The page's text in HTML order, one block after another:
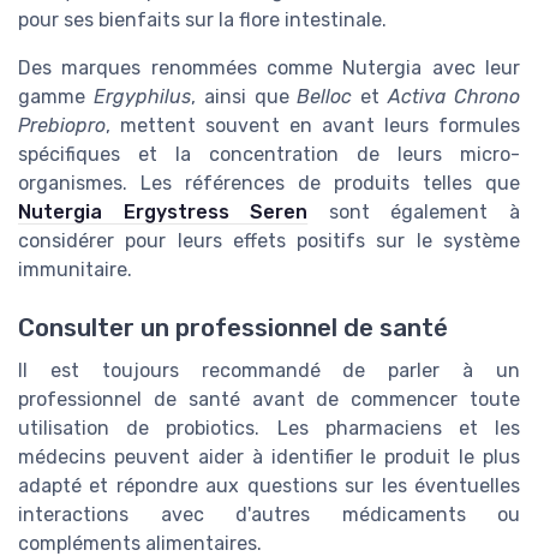
pour ses bienfaits sur la flore intestinale.
Des marques renommées comme Nutergia avec leur
gamme Ergyphilus, ainsi queBelloc etActiva Chrono
Prebiopro, mettent souvent en avant leurs formules
spécifiques et la concentration de leurs micro-
organismes. Les références de produits telles que
Nutergia Ergystress Seren sont également à
considérer pour leurs effets positifs sur le système
immunitaire.
Consulter un professionnel de santé
Il est toujours recommandé de parler à un
professionnel de santé avant de commencer toute
utilisation de probiotics. Les pharmaciens et les
médecins peuvent aider à identifier le produit le plus
adapté et répondre aux questions sur les éventuelles
interactions avec d'autres médicaments ou
compléments alimentaires.